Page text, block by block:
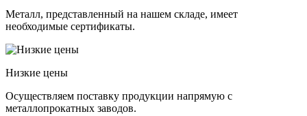
Металл, представленный на нашем складе, имеет
необходимые сертификаты.
Низкие цены
Осуществляем поставку продукции напрямую с
металлопрокатных заводов.